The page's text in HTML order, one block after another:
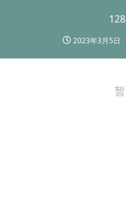
2023年3月5日